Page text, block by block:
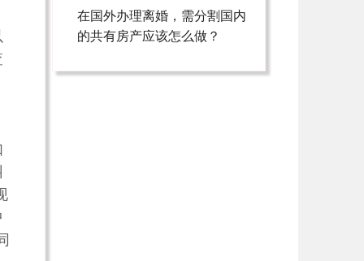
在国外办理离婚，需分割国内
的共有房产应该怎么做？